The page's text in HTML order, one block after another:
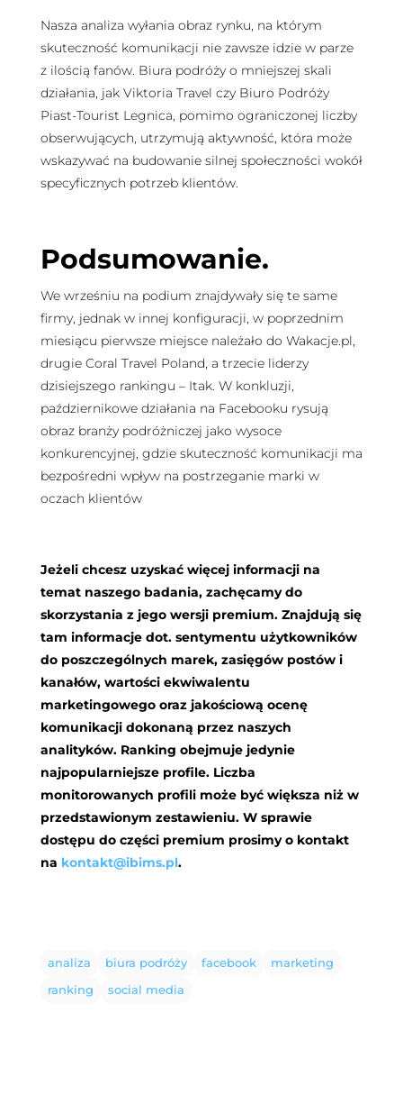
Nasza analiza wyłania obraz rynku, na którym
skuteczność komunikacji nie zawsze idzie w parze
z ilością fanów. Biura podróży o mniejszej skali
działania, jak Viktoria Travel czy Biuro Podróży
Piast-Tourist Legnica, pomimo ograniczonej liczby
obserwujących, utrzymują aktywność, która może
wskazywać na budowanie silnej społeczności wokół
specyficznych potrzeb klientów.
Podsumowanie.
We wrześniu na podium znajdywały się te same
firmy, jednak w innej konfiguracji, w poprzednim
miesiącu pierwsze miejsce należało do Wakacje.pl,
drugie Coral Travel Poland, a trzecie liderzy
dzisiejszego rankingu – Itak. W konkluzji,
październikowe działania na Facebooku rysują
obraz branży podróżniczej jako wysoce
konkurencyjnej, gdzie skuteczność komunikacji ma
bezpośredni wpływ na postrzeganie marki w
oczach klientów
Jeżeli chcesz uzyskać więcej informacji na
temat naszego badania, zachęcamy do
skorzystania z jego wersji premium. Znajdują się
tam informacje dot. sentymentu użytkowników
do poszczególnych marek, zasięgów postów i
kanałów, wartości ekwiwalentu
marketingowego oraz jakościową ocenę
komunikacji dokonaną przez naszych
analityków. Ranking obejmuje jedynie
najpopularniejsze profile. Liczba
monitorowanych profili może być większa niż w
przedstawionym zestawieniu. W sprawie
dostępu do części premium prosimy o kontakt
na kontakt@ibims.pl.
analiza biura podróży facebook
marketing
ranking
social media